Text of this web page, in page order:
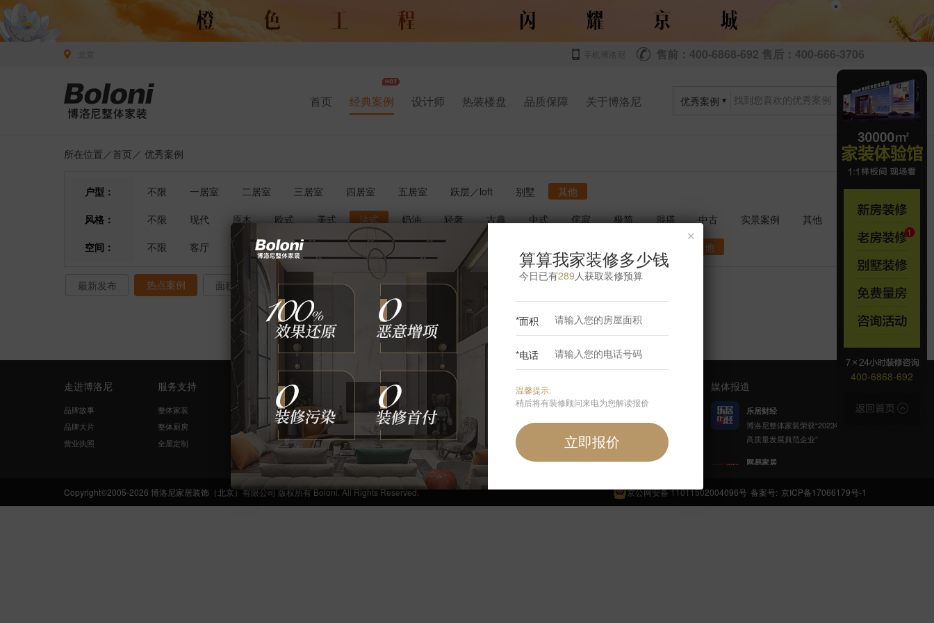
×
手机博洛尼 售前：400-6868-692 售后：400-666-3706
首页 经典案例 设计师 热装楼盘 品质保障 关于博洛尼 优秀案例
所在位置／首页 ／ 优秀案例
户型： 不限 一居室 二居室 三居室 四居室 五居室 跃层／loft 别墅
其他
风格：
不限 现代 原木 欧式 美式 法式 奶油 轻奢 古典 中式 侘寂 极简 混搭 中古 实景案例
其他
空间：
不限 客厅 卧室 厨房 庭院 儿童房 其他
最新发布 热点案例 面积排序 共 0
走进博洛尼
品牌故事
品牌大片
营业执照
服务支持
整体家装
整体厨房
全屋定制
量房设计
在线咨询
网络申请
咨询我们
400-6868-692
周一至周日 24小时免费服务热线
官方公众号
媒体报道
乐居财经
博洛尼整体家装荣获“2023年家居
高质量发展典范企业”
网易家居
呼吸计划」
Copyright©2005-2026 博洛尼家居装饰（北京）有限公司 版权所有 Boloni. All Rights Reserved. 备案号: 京ICP备17066179号-1
京公网安备 11011502004096号
400-6868-692
×
算算我家装修多少钱
今日已有289 人获取装修预算
*面积
*电话
温馨提示:
稍后将有装修顾问来电为您解读报价